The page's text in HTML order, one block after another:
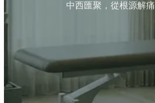
中西匯聚，從根源解痛